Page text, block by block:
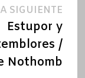
SIGUIENTE
Estupor y
/
Nothomb